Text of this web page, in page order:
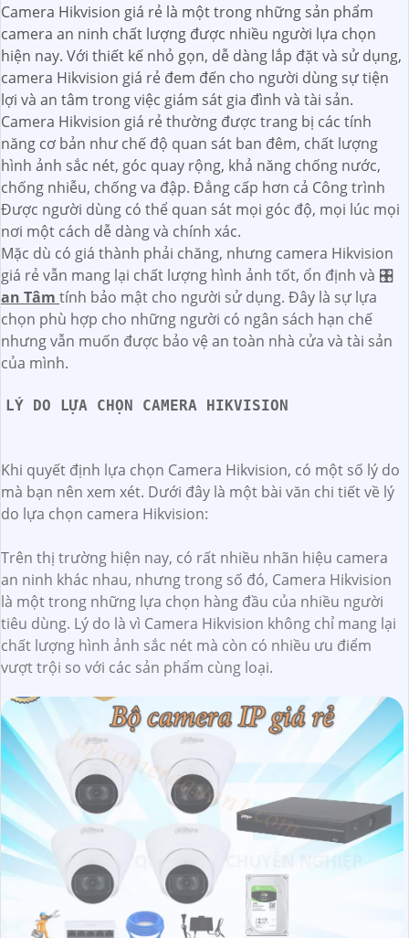
Camera Hikvision giá rẻ là một trong những sản phẩm
camera an ninh chất lượng được nhiều người lựa chọn
hiện nay. Với thiết kế nhỏ gọn, dễ dàng lắp đặt và sử dụng,
camera Hikvision giá rẻ đem đến cho người dùng sự tiện
lợi và an tâm trong việc giám sát gia đình và tài sản.
Camera Hikvision giá rẻ thường được trang bị các tính
năng cơ bản như chế độ quan sát ban đêm, chất lượng
hình ảnh sắc nét, góc quay rộng, khả năng chống nước,
chống nhiễu, chống va đập. Đẳng cấp hơn cả Công trình
Được người dùng có thể quan sát mọi góc độ, mọi lúc mọi
nơi một cách dễ dàng và chính xác.
Mặc dù có giá thành phải chăng, nhưng camera Hikvision
giá rẻ vẫn mang lại chất lượng hình ảnh tốt, ổn định và 🎛
an Tâm tính bảo mật cho người sử dụng. Đây là sự lựa
chọn phù hợp cho những người có ngân sách hạn chế
nhưng vẫn muốn được bảo vệ an toàn nhà cửa và tài sản
của mình.
LÝ DO LỰA CHỌN CAMERA HIKVISION
Khi quyết định lựa chọn Camera Hikvision, có một số lý do
mà bạn nên xem xét. Dưới đây là một bài văn chi tiết về lý
do lựa chọn camera Hikvision:
Trên thị trường hiện nay, có rất nhiều nhãn hiệu camera
an ninh khác nhau, nhưng trong số đó, Camera Hikvision
là một trong những lựa chọn hàng đầu của nhiều người
tiêu dùng. Lý do là vì Camera Hikvision không chỉ mang lại
chất lượng hình ảnh sắc nét mà còn có nhiều ưu điểm
vượt trội so với các sản phẩm cùng loại.